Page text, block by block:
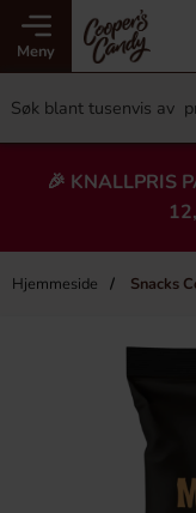
Meny
🎉 KNALLPRIS
Hjemmeside Snacks